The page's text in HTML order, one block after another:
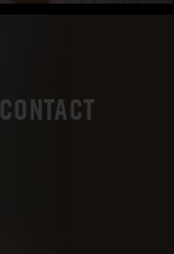
CONTACT